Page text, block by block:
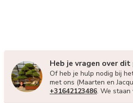
Heb je vragen over
Of heb je hulp nodig bij
met ons (Maarten en
+31642123486. We staan